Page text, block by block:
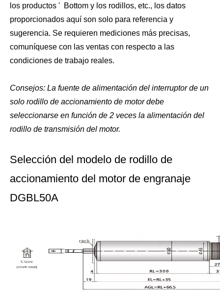
los productos ' Bottom y los rodillos, etc., los datos
proporcionados aquí son solo para referencia y
sugerencia. Se requieren mediciones más precisas,
comuníquese con las ventas con respecto a las
condiciones de trabajo reales.
Consejos: La fuente de alimentación del interruptor de un
solo rodillo de accionamiento de motor debe
seleccionarse en función de 2 veces la alimentación del
rodillo de transmisión del motor.
Selección del modelo de rodillo de
accionamiento del motor de engranaje
DGBL50A